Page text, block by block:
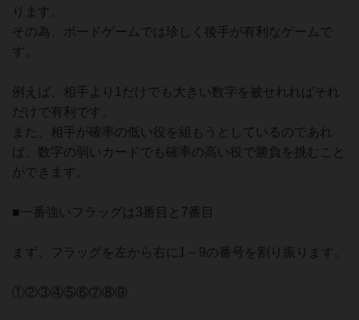
ります。
その為、ボードゲームでは珍しく後手が有利なゲームで
す。
例えば、相手より1だけでも大きい数字を被せれればそれ
だけで有利です。
また、相手が確率の低い役を組もうとしているのであれ
ば、数字の弱いカードでも確率の高い役で勝負を挑むこと
ができます。
■一番強いフラッグは3番目と7番目
まず、フラッグを左から右に1～9の番号を割り振ります。
①②③④⑤⑥⑦⑧⑨